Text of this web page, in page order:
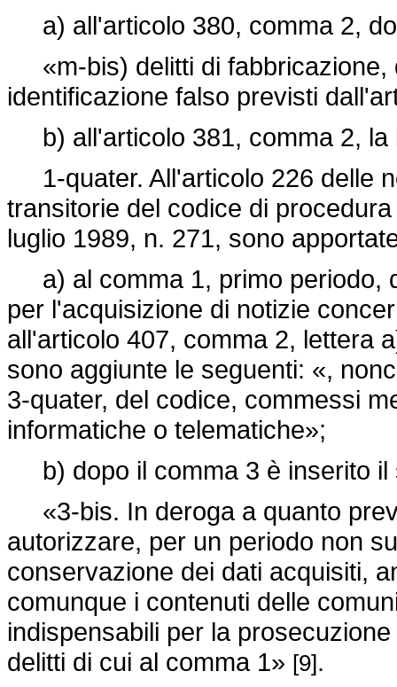
a) all'articolo 380, comma 2,
«m-bis) delitti di fabbricazione,
identificazione falso previsti
b) all'articolo 381, comma 2, la
1-quater. All'articolo 226 delle
transitorie del codice di
luglio 1989, n. 271, sono
a) al comma 1, primo periodo,
per l'acquisizione di notizie
all'articolo 407, comma 2, lettera
sono aggiunte le seguenti: «,
3-quater, del codice, commessi
informatiche o telematiche»;
b) dopo il comma 3 è inserito il
«3-bis. In deroga a quanto
autorizzare, per un periodo non
conservazione dei dati acquisiti,
comunque i contenuti delle
indispensabili per la
delitti di cui al comma 1» [9].